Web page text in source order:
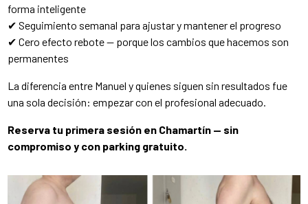
forma inteligente
✔ Seguimiento semanal para ajustar y mantener el progreso
✔ Cero efecto rebote — porque los cambios que hacemos son
permanentes
La diferencia entre Manuel y quienes siguen sin resultados fue
una sola decisión: empezar con el profesional adecuado.
Reserva tu primera sesión en Chamartín — sin
compromiso y con parking gratuito.